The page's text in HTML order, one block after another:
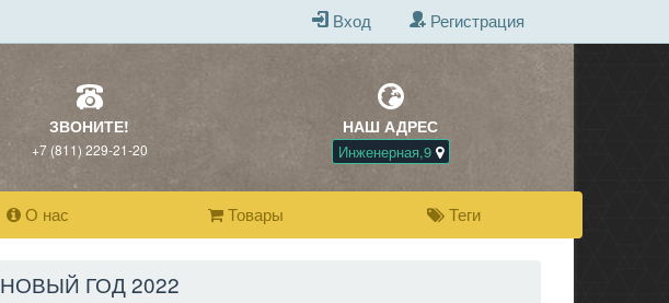
Вход Регистрация
ЗВОНИТЕ!
+7 (811) 229-21-20
НАШ АДРЕС
Инженерная,9
О нас Товары Теги
НОВЫЙ ГОД 2022